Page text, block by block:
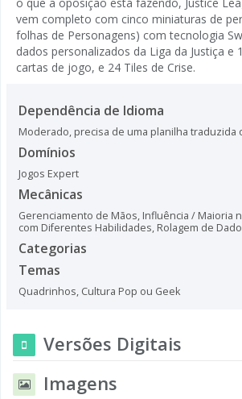
vem completo com cinco miniaturas de
folhas de Personagens) com tecnologia
dados personalizados da Liga da Justiça e
cartas de jogo, e 24 Tiles de Crise.
Dependência de Idioma
Moderado, precisa de uma planilha traduzida
Domínios
Jogos Expert
Mecânicas
Gerenciamento de Mãos, Influência / Maioria
com Diferentes Habilidades, Rolagem de
Categorias
Temas
Quadrinhos, Cultura Pop ou Geek
Versões Digitais
Imagens